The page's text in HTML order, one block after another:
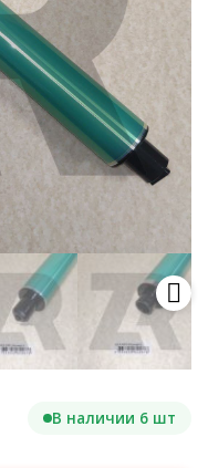
В наличии 6 шт